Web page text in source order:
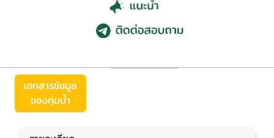
กุ่มน้ำ (Crateva magna
เอกสารข้อมูล
ของกุ่มน้ำ